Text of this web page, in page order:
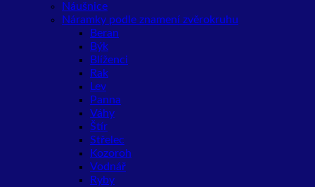
Náušnice
Náramky podle znamení zvěrokruhu
Beran
Býk
Blíženci
Rak
Lev
Panna
Váhy
Štír
Střelec
Kozoroh
Vodnář
Ryby